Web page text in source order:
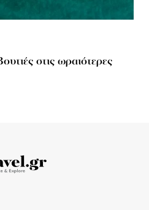
στις ωραιότερες